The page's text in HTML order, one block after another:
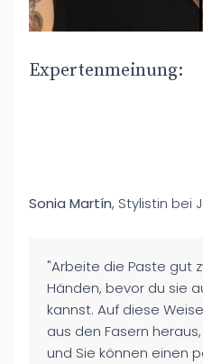
Expertenmeinung:
Sonia Martín, Stylistin bei
"Arbeite die Paste gut
Händen, bevor du sie
kannst. Auf diese
aus den Fasern
und Sie können einen